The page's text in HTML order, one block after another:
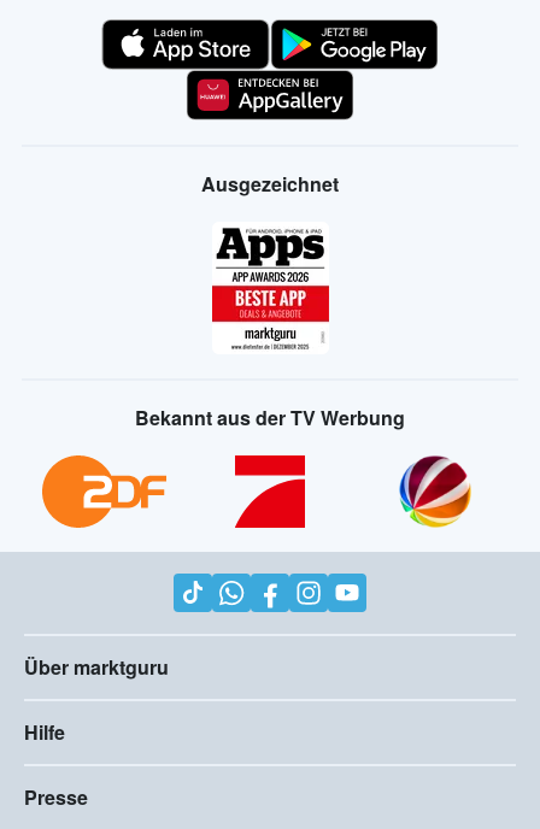
Ausgezeichnet
Bekannt aus der TV Werbung
Über marktguru
Hilfe
Presse